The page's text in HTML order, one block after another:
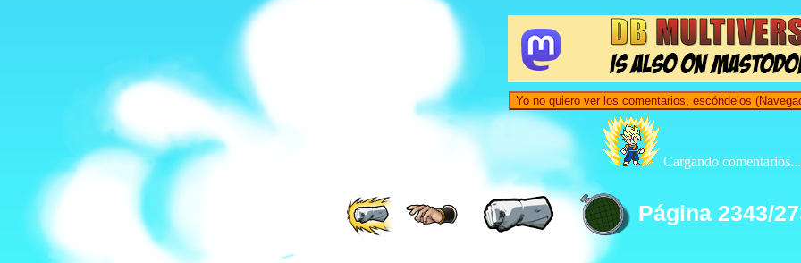
Yo no quiero ver los comentarios, escóndelos
Cargando comentarios...
Página 2343/